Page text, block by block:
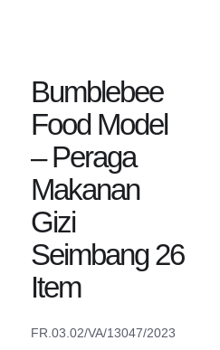
Bumblebee
Food Model
– Peraga
Makanan
Gizi
Seimbang 26
Item
FR.03.02/VA/13047/2023